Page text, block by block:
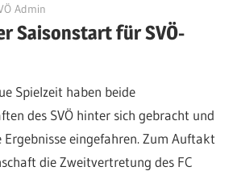
Admin
Saisonstart für SVÖ-
Spielzeit haben beide
des SVÖ hinter sich gebracht und
eingefahren. Zum Auftakt
die Zweitvertretung des FC